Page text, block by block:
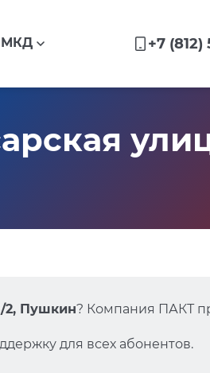
МКД +7 (812)
2, Пушкин? Компания ПАКТ
для всех абонентов.